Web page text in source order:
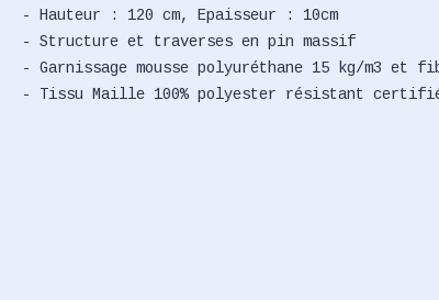
- Hauteur : 120 cm, Epaisseur : 10cm
- Structure et traverses en pin massif
- Garnissage mousse polyuréthane 15 kg/m3 et
- Tissu Maille 100% polyester résistant certifié